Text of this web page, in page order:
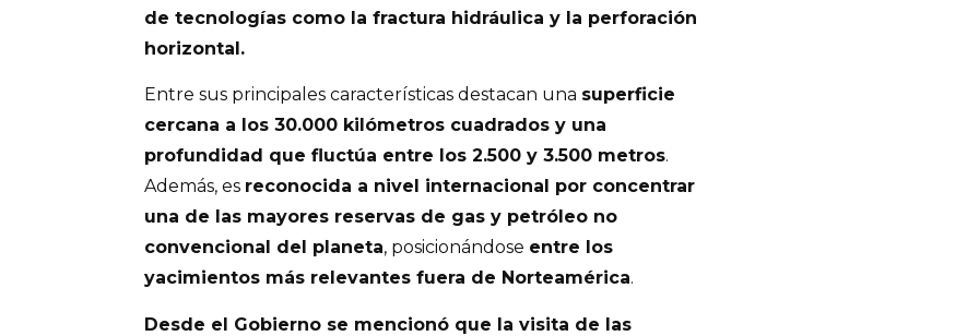
de tecnologías como la fractura hidráulica y la perforación
horizontal.
Entre sus principales características destacan una superficie
cercana a los 30.000 kilómetros cuadrados y una
profundidad que fluctúa entre los 2.500 y 3.500 metros.
Además, es reconocida a nivel internacional por concentrar
una de las mayores reservas de gas y petróleo no
convencional del planeta, posicionándose entre los
yacimientos más relevantes fuera de Norteamérica.
Desde el Gobierno se mencionó que la visita de las